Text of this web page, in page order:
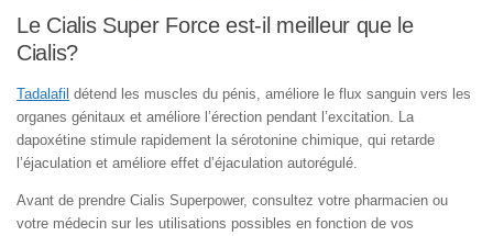
Le Cialis Super Force est-il meilleur que le
Cialis?
Tadalafil détend les muscles du pénis, améliore le flux sanguin vers les
organes génitaux et améliore l’érection pendant l’excitation. La
dapoxétine stimule rapidement la sérotonine chimique, qui retarde
l’éjaculation et améliore effet d’éjaculation autorégulé.
Avant de prendre Cialis Superpower, consultez votre pharmacien ou
votre médecin sur les utilisations possibles en fonction de vos